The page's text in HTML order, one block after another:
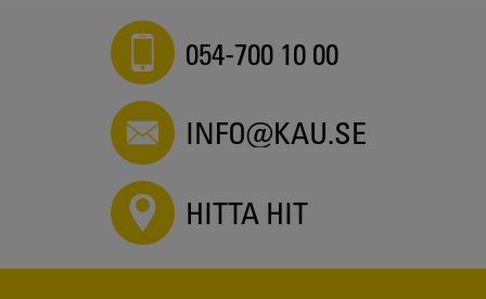
054-700 10 00
INFO@KAU.SE
HITTA HIT